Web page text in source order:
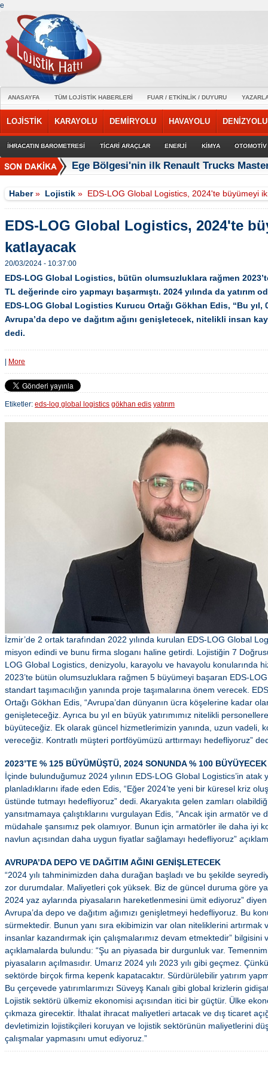
e
ANASAYFA TÜM LOJİSTİK HABERLERİ FUAR / ETKİNLİK / DUYURU
LOJİSTİK KARAYOLU DEMİRYOLU HAVAYOLU DENİZYOLU
İHRACATIN BAROMETRESİ TİCARİ ARAÇLAR ENERJİ KİMYA OTOMOTİV
Ege Bölgesi'nin ilk Renault Trucks
Haber» Lojistik » EDS-LOG Global Logistics, 2024'te büyümeyi
EDS-LOG Global Logistics, 2024'te
katlayacak
20/03/2024 - 10:37:00
EDS-LOG Global Logistics, bütün olumsuzluklara rağmen
TL değerinde ciro yapmayı başarmıştı. 2024 yılında da yatırım
EDS-LOG Global Logistics Kurucu Ortağı Gökhan Edis, “Bu
Avrupa’da depo ve dağıtım ağını genişletecek, nitelikli insan
dedi.
More
Etiketler: eds-log global logistics gökhan edis yatırım
İzmir’de 2 ortak tarafından 2022 yılında kurulan EDS-LOG Global
misyon edindi ve bunu firma sloganı haline getirdi. Lojistiğin 7
LOG Global Logistics, denizyolu, karayolu ve havayolu konularında
2023’te bütün olumsuzluklara rağmen 5 büyümeyi başaran EDS-
standart taşımacılığın yanında proje taşımalarına önem verecek.
Ortağı Gökhan Edis, “Avrupa’dan dünyanın ücra köşelerine kadar
genişleteceğiz. Ayrıca bu yıl en büyük yatırımımız nitelikli
büyüteceğiz. Ek olarak güncel hizmetlerimizin yanında, uzun vadeli,
vereceğiz. Kontratlı müşteri portföyümüzü arttırmayı hedefliyoruz”
2023’TE % 125 BÜYÜMÜŞTÜ, 2024 SONUNDA % 100 BÜYÜYECEK
İçinde bulunduğumuz 2024 yılının EDS-LOG Global Logistics’in atak
planladıklarını ifade eden Edis, “Eğer 2024’te yeni bir küresel kriz
üstünde tutmayı hedefliyoruz” dedi. Akaryakıta gelen zamları
yansıtmamaya çalıştıklarını vurgulayan Edis, “Ancak işin armatör ve
müdahale şansımız pek olamıyor. Bunun için armatörler ile daha iyi
navlun açısından daha uygun fiyatlar sağlamayı hedefliyoruz”
AVRUPA’DA DEPO VE DAĞITIM AĞINI GENİŞLETECEK
“2024 yılı tahminimizden daha durağan başladı ve bu şekilde
zor durumdalar. Maliyetleri çok yüksek. Biz de güncel duruma göre
2024 yaz aylarında piyasaların hareketlenmesini ümit ediyoruz” diyen
Avrupa’da depo ve dağıtım ağımızı genişletmeyi hedefliyoruz. Bu
sürmektedir. Bunun yanı sıra ekibimizin var olan niteliklerini artırmak
insanlar kazandırmak için çalışmalarımız devam etmektedir”
açıklamalarda bulundu: “Şu an piyasada bir durgunluk var.
piyasaların açılmasıdır. Umarız 2024 yılı 2023 yılı gibi geçmez.
sektörde birçok firma kepenk kapatacaktır. Sürdürülebilir yatırım
Bu çerçevede yatırımlarımızı Süveyş Kanalı gibi global krizlerin
Lojistik sektörü ülkemiz ekonomisi açısından itici bir güçtür. Ülke
çıkmaza girecektir. İthalat ihracat maliyetleri artacak ve dış ticaret
devletimizin lojistikçileri koruyan ve lojistik sektörünün maliyetlerini
çalışmalar yapmasını umut ediyoruz.”